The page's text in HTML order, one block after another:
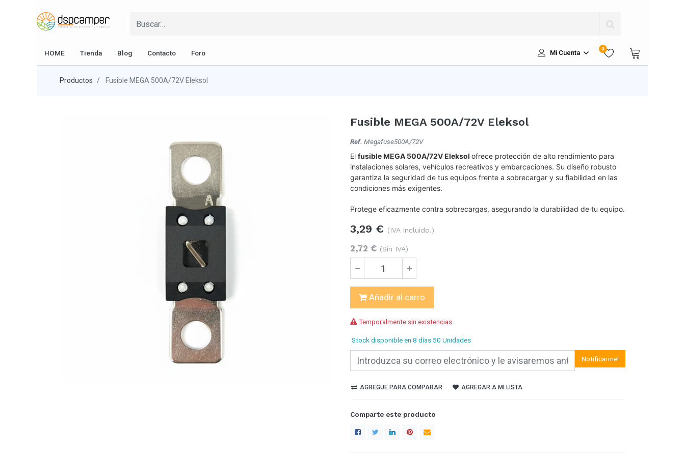
HOME Tienda Blog Contacto Foro Mi Cuenta
0
Productos Fusible MEGA 500A/72V Eleksol
Fusible MEGA 500A/72V Eleksol
Ref. Megafuse500A/72V
El fusible MEGA 500A/72V Eleksol ofrece protección de alto rendimiento para
instalaciones solares, vehículos recreativos y embarcaciones. Su diseño robusto
garantiza la seguridad de tus equipos frente a sobrecargar y su fiabilidad en las
condiciones más exigentes.
Protege eficazmente contra sobrecargas, asegurando la durabilidad de tu equipo.
3,29 € (IVA Incluido.)
2,72 € (Sin IVA)
Añadir al carro
Temporalmente sin existencias
Stock disponibleen 8 días 50 Unidades
Notificarme!
AGREGUE PARA COMPARAR AGREGAR A MI LISTA
Comparte este producto